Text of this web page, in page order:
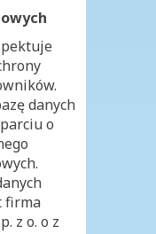
danych
o
firma
z o. o z